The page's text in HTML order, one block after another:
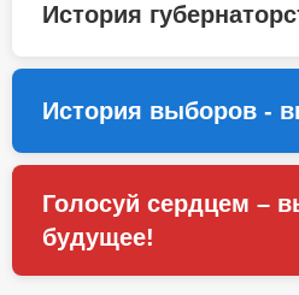
История
История выборов -
Голосуй сердцем –
будущее!